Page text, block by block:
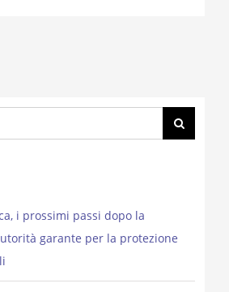
i prossimi passi dopo la
garante per la protezione